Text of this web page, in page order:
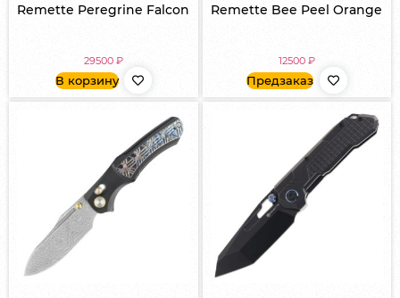
Remette Peregrine Falcon
29500 ₽
В корзину
Remette Bee Peel Orange
12500 ₽
Предзаказ